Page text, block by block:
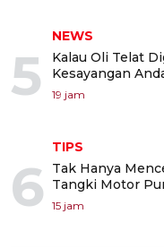
5
NEWS
Kalau Oli Telat
Kesayangan
19 jam
6
TIPS
Tak Hanya
Tangki Motor
15 jam